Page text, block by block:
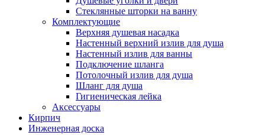
Стеклянные шторки на ванну
Комплектующие
Верхняя душевая насадка
Настенный верхний излив для душа
Настенный излив для ванны
Подключение шланга
Потолочный излив для душа
Шланг для душа
Гигиеническая лейка
Аксессуары
Кирпич
Инженерная доска